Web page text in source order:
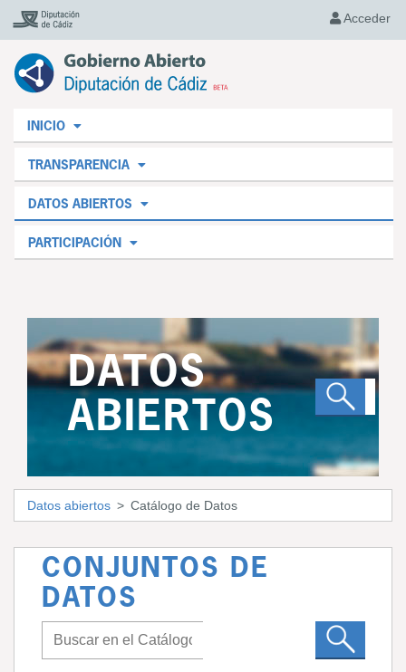
Acceder
INICIO
TRANSPARENCIA
DATOS ABIERTOS
PARTICIPACIÓN
DATOS
ABIERTOS
Datos abiertos Catálogo de Datos
CONJUNTOS DE
DATOS